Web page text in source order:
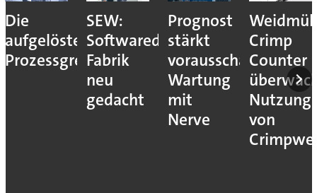
Die
aufgelöste
Prozessgrenze
SEW:
Softwaredefinierte
Fabrik
neu
gedacht
Prognost
stärkt
vorausschauende
Wartung
mit
Nerve
Crimp
Counter
Nutzung
von